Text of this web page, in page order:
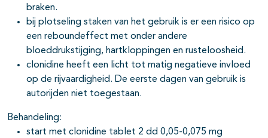
braken.
bij plotseling staken van het gebruik is er een risico op
een reboundeffect met onder andere
bloeddrukstijging, hartkloppingen en rusteloosheid.
clonidine heeft een licht tot matig negatieve invloed
op de rijvaardigheid. De eerste dagen van gebruik is
autorijden niet toegestaan.
Behandeling:
start met clonidine tablet 2 dd 0,05-0,075 mg